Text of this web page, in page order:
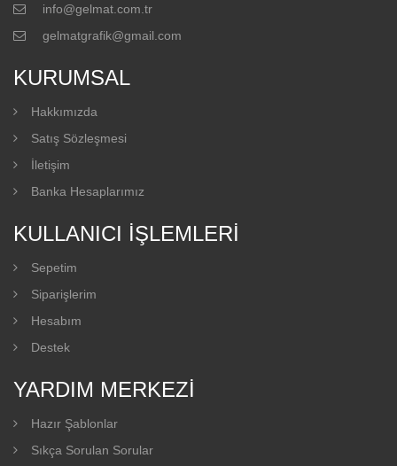
info@gelmat.com.tr
gelmatgrafik@gmail.com
KURUMSAL
Hakkımızda
Satış Sözleşmesi
İletişim
Banka Hesaplarımız
KULLANICI İŞLEMLERI
Sepetim
Siparişlerim
Hesabım
Destek
YARDIM MERKEZI
Hazır Şablonlar
Sıkça Sorulan Sorular